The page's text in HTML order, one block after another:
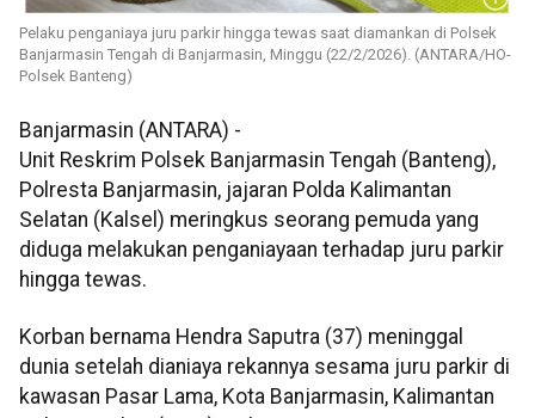
Pelaku penganiaya juru parkir hingga tewas saat diamankan di Polsek
Banjarmasin Tengah di Banjarmasin, Minggu (22/2/2026). (ANTARA/HO-
Polsek Banteng)
Banjarmasin (ANTARA) -
Unit Reskrim Polsek Banjarmasin Tengah (Banteng),
Polresta Banjarmasin, jajaran Polda Kalimantan
Selatan (Kalsel) meringkus seorang pemuda yang
diduga melakukan penganiayaan terhadap juru parkir
hingga tewas.
Korban bernama Hendra Saputra (37) meninggal
dunia setelah dianiaya rekannya sesama juru parkir di
kawasan Pasar Lama, Kota Banjarmasin, Kalimantan